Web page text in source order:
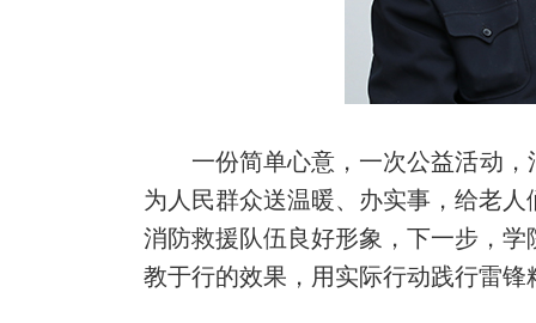
一份简单心意，一次公益活动
为人民群众送温暖、办实事，给老
消防救援队伍良好形象，下一步，
教于行的效果，用实际行动践行雷